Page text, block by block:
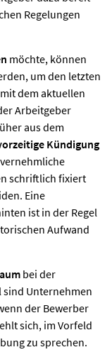
Regelungen
möchte, können
um den letzten
dem aktuellen
Arbeitgeber
aus dem
Kündigung
schriftlich fixiert
Eine
ist in der Regel
Aufwand
bei der
sind Unternehmen
der Bewerber
sich, im Vorfeld
zu sprechen.